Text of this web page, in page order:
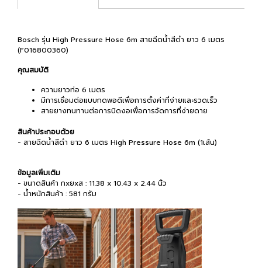
Bosch รุ่น High Pressure Hose 6m สายฉีดน้ำสีดำ ยาว 6 เมตร
(F016800360)
คุณสมบัติ
ความยาวท่อ 6 เมตร
มีการเชื่อมต่อแบบกดพอดีเพื่อการตั้งค่าที่ง่ายและรวดเร็ว
สายยางทนทานต่อการบิดงอเพื่อการจัดการที่ง่ายดาย
สินค้าประกอบด้วย
- สายฉีดน้ำสีดำ ยาว 6 เมตร High Pressure Hose 6m (1เส้น)
ข้อมูลเพิ่มเติม
- ขนาดสินค้า กxยxส : 11.38 x 10.43 x 2.44 นิ้ว
- น้ำหนักสินค้า : 581 กรัม